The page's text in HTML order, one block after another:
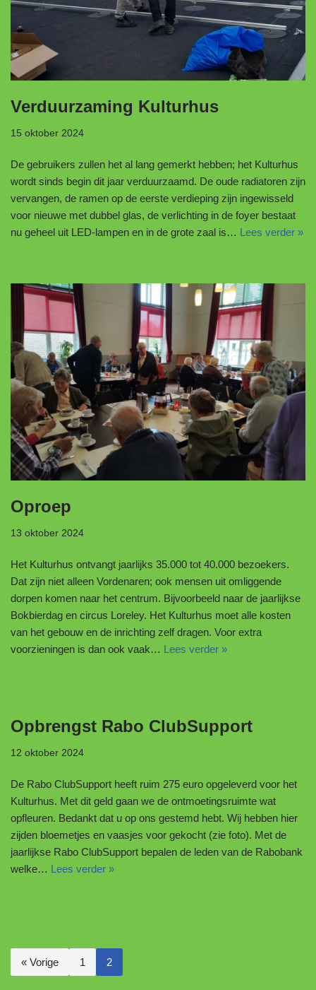
Verduurzaming Kulturhus
15 oktober 2024
De gebruikers zullen het al lang gemerkt hebben; het Kulturhus
wordt sinds begin dit jaar verduurzaamd. De oude radiatoren zijn
vervangen, de ramen op de eerste verdieping zijn ingewisseld
voor nieuwe met dubbel glas, de verlichting in de foyer bestaat
nu geheel uit LED-lampen en in de grote zaal is… Lees verder »
Oproep
13 oktober 2024
Het Kulturhus ontvangt jaarlijks 35.000 tot 40.000 bezoekers.
Dat zijn niet alleen Vordenaren; ook mensen uit omliggende
dorpen komen naar het centrum. Bijvoorbeeld naar de jaarlijkse
Bokbierdag en circus Loreley. Het Kulturhus moet alle kosten
van het gebouw en de inrichting zelf dragen. Voor extra
voorzieningen is dan ook vaak… Lees verder »
Opbrengst Rabo ClubSupport
12 oktober 2024
De Rabo ClubSupport heeft ruim 275 euro opgeleverd voor het
Kulturhus. Met dit geld gaan we de ontmoetingsruimte wat
opfleuren. Bedankt dat u op ons gestemd hebt. Wij hebben hier
zijden bloemetjes en vaasjes voor gekocht (zie foto). Met de
jaarlijkse Rabo ClubSupport bepalen de leden van de Rabobank
welke… Lees verder »
« Vorige 1 2